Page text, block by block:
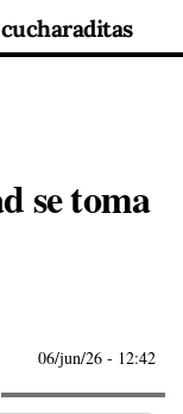
se toma
06/jun/26 - 12:42